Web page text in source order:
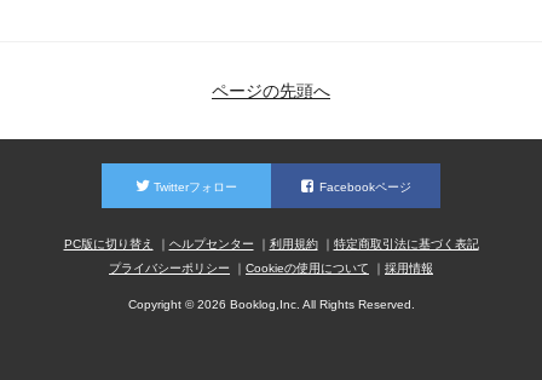
ページの先頭へ
Twitterフォロー Facebookページ
PC版に切り替え ヘルプセンター 利用規約
特定商取引法に基づく表記
プライバシーポリシー
Cookieの使用について 採用情報
Copyright © 2026 Booklog,Inc. All Rights Reserved.